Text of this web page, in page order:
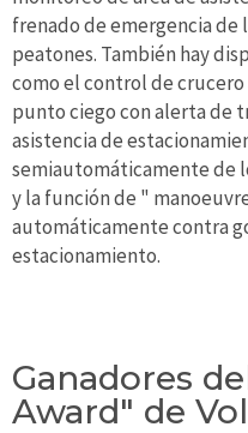
frenado de emergencia
peatones. También hay
como el control de
punto ciego con alerta de
asistencia de
semiautomáticamente de
y la función de "
automáticamente contra
estacionamiento.
Ganadores
Award" de